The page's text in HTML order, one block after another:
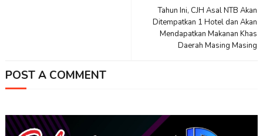
Tahun Ini, CJH Asal NTB Akan
Ditempatkan 1 Hotel dan Akan
Mendapatkan Makanan Khas
Daerah Masing Masing
POST A COMMENT